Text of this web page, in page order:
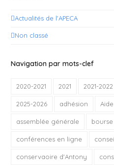
Actualités de l'APECA
Non classé
Navigation par mots-clef
2020-2021 2021 2021-2022
2025-2026 adhésion Aide
assemblée générale
conférences en ligne
conservaoire d'Antony